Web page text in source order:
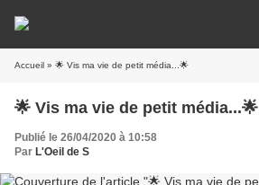
Accueil » 🌟 Vis ma vie de petit média...🌟
🌟 Vis ma vie de petit média...🌟
Publié le 26/04/2020 à 10:58
Par L'Oeil de S